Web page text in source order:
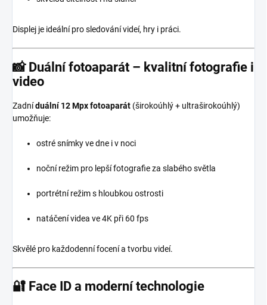
Displej je ideální pro sledování videí, hry i práci.
📸 Duální fotoaparát – kvalitní fotografie i
video
Zadníduální 12 Mpx fotoaparát (širokoúhlý + ultraširokoúhlý)
umožňuje:
ostré snímky ve dne i v noci
noční režim pro lepší fotografie za slabého světla
portrétní režim s hloubkou ostrosti
natáčení videa ve 4K při 60 fps
Skvělé pro každodenní focení a tvorbu videí.
🔐 Face ID a moderní technologie